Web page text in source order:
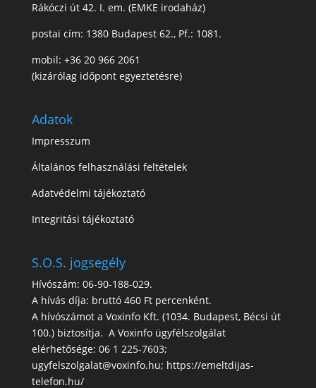
Rákóczi út 42. I. em. (EMKE irodaház)
postai cím: 1380 Budapest 62., Pf.: 1081.
mobil: +36 20 966 2061
(kizárólag időpont egyeztetésre)
Adatok
Impresszum
Általános felhasználási feltételek
Adatvédelmi tájékoztató
Integritási tájékoztató
S.O.S. jogsegély
Hívószám: 06-90-188-029.
A hívás díja: bruttó 460 Ft percenként.
A hívószámot a Voxinfo Kft. (1034. Budapest, Bécsi út
100.) biztosítja. A Voxinfo ügyfélszolgálat
elérhetősége: 06 1 225-7603;
ugyfelszolgalat@voxinfo.hu; https://emeltdijas-
telefon.hu/